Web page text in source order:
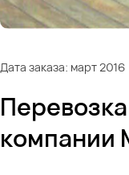
Дата заказа: март 2016
компании